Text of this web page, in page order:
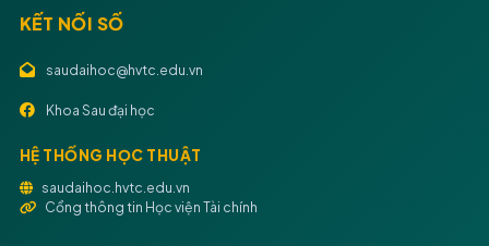
KẾT NỐI SỐ
saudaihoc@hvtc.edu.vn
Khoa Sau đại học
HỆ THỐNG HỌC THUẬT
saudaihoc.hvtc.edu.vn
Cổng thông tin Học viện Tài chính